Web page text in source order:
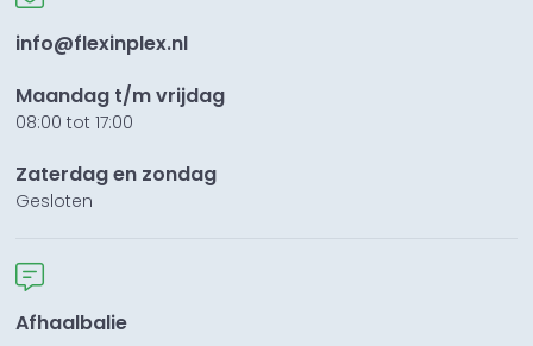
info@flexinplex.nl
Maandag t/m vrijdag
08:00 tot 17:00
Zaterdag en zondag
Gesloten
Afhaalbalie